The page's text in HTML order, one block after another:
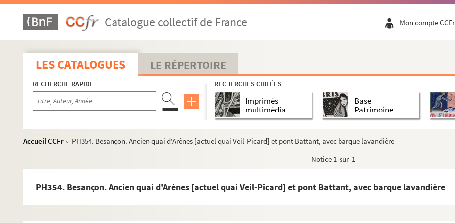
Catalogue collectif de France Mon compte CCFr
LES CATALOGUES LE RÉPERTOIRE
RECHERCHE RAPIDE RECHERCHES CIBLÉES
Imprimés
multimédia
Base
Patrimoine
Accueil CCFr >
PH354. Besançon. Ancien quai d'Arènes [actuel quai Veil-Picard] et pont Battant, avec barque lavandière
Notice 1 sur 1
PH354. Besançon. Ancien quai d'Arènes [actuel quai Veil-Picard] et pont Battant, avec barque lavandière
PH337. Besançon. Passerelle Denfert-Rochereau détruite, septembre 1944
PH338. Besançon. Entrée du canal sous la Citadelle, écluse, 1944
PH339. Besançon. Entrée du canal sous la Citadelle, devant la manufacture de montres Bloch-Geismar, 1944
PH340. Besançon. Pont de la République, 1944
PH341. Besançon. Pont de la République, 1944
PH342. Besançon. Pont Battant, 1944
PH342-1. Besançon. Pont Battant, 1944
PH342-2. Besançon. Passerelle du chemin de fer à Rivotte en 1944
PH342-6. Besançon. Pont Bregille en 1944